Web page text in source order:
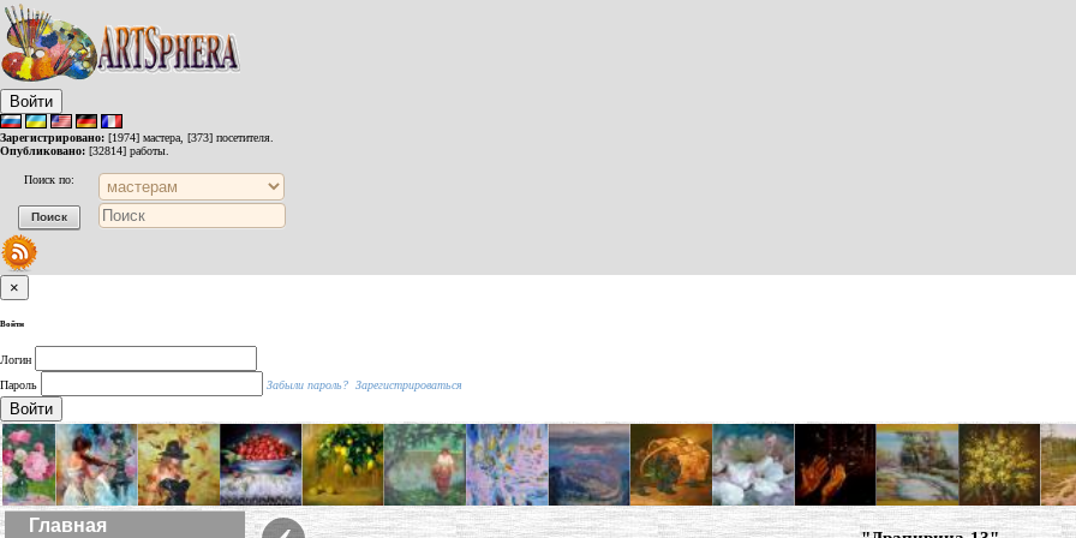
Войти
Зарегистрировано: [1974] мастера, [373] посетителя.
Опубликовано: [32814] работы.
Поиск по:
×
Войти
Логин
Пароль
Забыли пароль? Зарегистрироваться
Войти
Главная